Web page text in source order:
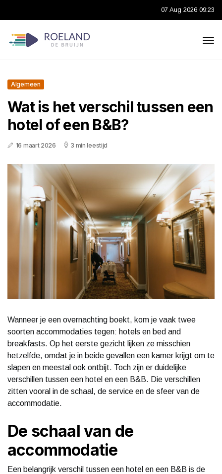
07 Aug 2026 09:23
Algemeen
Wat is het verschil tussen een
hotel of een B&B?
16 maart 2026 3 min leestijd
Wanneer je een overnachting boekt, kom je vaak twee
soorten accommodaties tegen: hotels en bed and
breakfasts. Op het eerste gezicht lijken ze misschien
hetzelfde, omdat je in beide gevallen een kamer krijgt om te
slapen en meestal ook ontbijt. Toch zijn er duidelijke
verschillen tussen een hotel en een B&B. Die verschillen
zitten vooral in de schaal, de service en de sfeer van de
accommodatie.
De schaal van de
accommodatie
Een belangrijk verschil tussen een hotel en een B&B is de